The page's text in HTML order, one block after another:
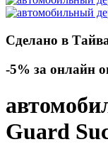
Сделано в
-5% за онлайн
Guard